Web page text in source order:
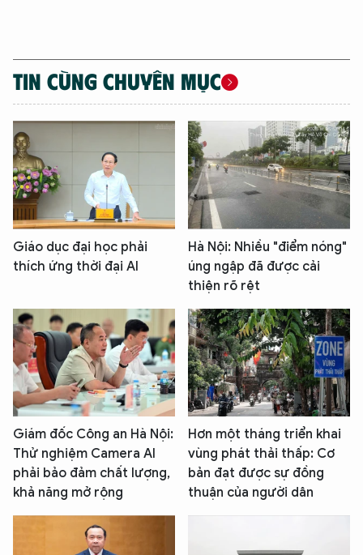
TIN CÙNG CHUYÊN MỤC
Giáo dục đại học phải
thích ứng thời đại AI
Hà Nội: Nhiều "điểm nóng"
úng ngập đã được cải
thiện rõ rệt
Giám đốc Công an Hà Nội:
Thử nghiệm Camera AI
phải bảo đảm chất lượng,
khả năng mở rộng
Hơn một tháng triển khai
vùng phát thải thấp: Cơ
bản đạt được sự đồng
thuận của người dân